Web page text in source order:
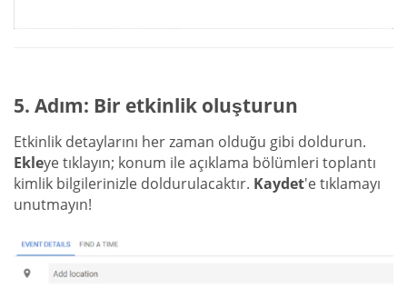
5. Adım: Bir etkinlik oluşturun
Etkinlik detaylarını her zaman olduğu gibi doldurun.
Ekleye tıklayın; konum ile açıklama bölümleri toplantı
kimlik bilgilerinizle doldurulacaktır. Kaydet'e tıklamayı
unutmayın!